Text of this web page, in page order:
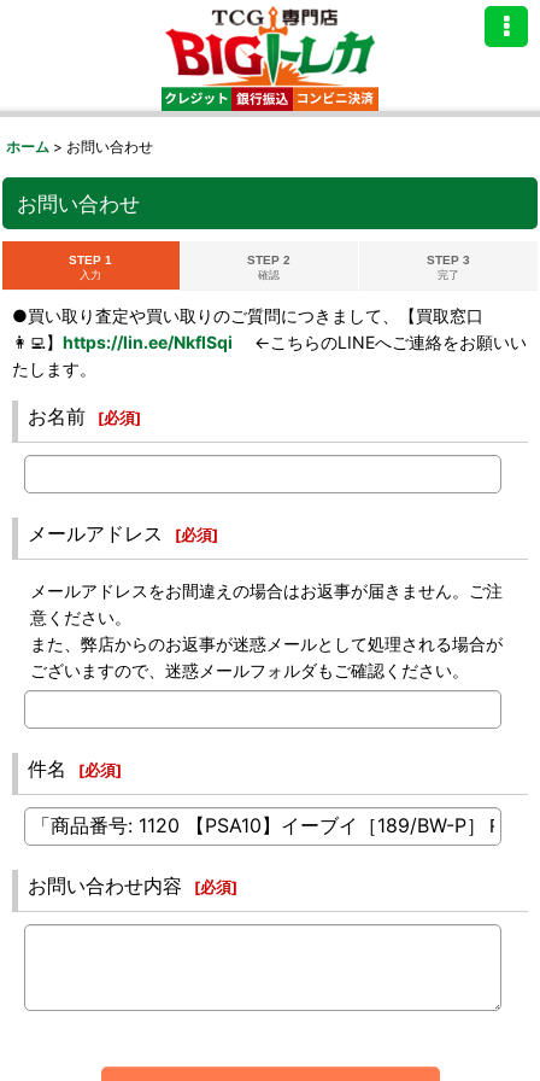
ホーム > お問い合わせ
お問い合わせ
STEP 1
入力
STEP 2
確認
STEP 3
完了
●買い取り査定や買い取りのご質問につきまして、【買取窓口
👩‍💻】 https://lin.ee/NkflSqi ←こちらのLINEへご連絡をお願いい
たします。
お名前 [必須]
メールアドレス [必須]
メールアドレスをお間違えの場合はお返事が届きません。ご注
意ください。
また、弊店からのお返事が迷惑メールとして処理される場合が
ございますので、迷惑メールフォルダもご確認ください。
件名 [必須]
お問い合わせ内容 [必須]